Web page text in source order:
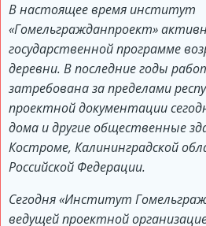
В настоящее время институт
«Гомельгражданпроект»
государственной программе
деревни. В последние годы
затребована за пределами
проектной документации
дома и другие общественные
Костроме, Калининградской
Российской Федерации.
Сегодня «Институт
ведущей проектной